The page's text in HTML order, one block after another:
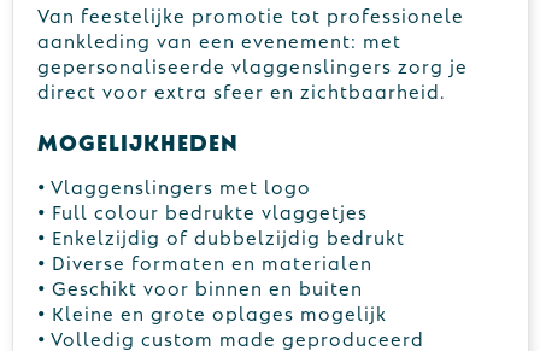
Van feestelijke promotie tot professionele
aankleding van een evenement: met
gepersonaliseerde vlaggenslingers zorg je
direct voor extra sfeer en zichtbaarheid.
Mogelijkheden
• Vlaggenslingers met logo
• Full colour bedrukte vlaggetjes
• Enkelzijdig of dubbelzijdig bedrukt
• Diverse formaten en materialen
• Geschikt voor binnen en buiten
• Kleine en grote oplages mogelijk
• Volledig custom made geproduceerd